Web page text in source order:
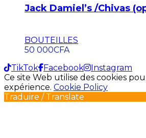
Jack Damiel’s /Chivas
BOUTEILLES
50 000CFA
TikTok
Facebook
Instagram
Ce site Web utilise des cookies
expérience. Cookie Policy
Traduire / Translate